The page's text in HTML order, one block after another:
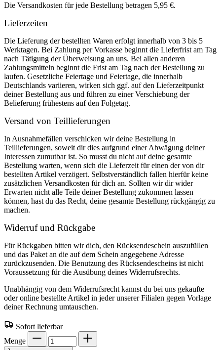
Die Versandkosten für jede Bestellung betragen 5,95 €.
Lieferzeiten
Die Lieferung der bestellten Waren erfolgt innerhalb von 3 bis 5
Werktagen. Bei Zahlung per Vorkasse beginnt die Lieferfrist am Tag
nach Tätigung der Überweisung an uns. Bei allen anderen
Zahlungsmitteln beginnt die Frist am Tag nach der Bestellung zu
laufen. Gesetzliche Feiertage und Feiertage, die innerhalb
Deutschlands variieren, wirken sich ggf. auf den Lieferzeitpunkt
deiner Bestellung aus und führen zu einer Verschiebung der
Belieferung frühestens auf den Folgetag.
Versand von Teillieferungen
In Ausnahmefällen verschicken wir deine Bestellung in
Teillieferungen, soweit dir dies aufgrund einer Abwägung deiner
Interessen zumutbar ist. So musst du nicht auf deine gesamte
Bestellung warten, wenn sich die Lieferzeit für einen der von dir
bestellten Artikel verzögert. Selbstverständlich fallen hierfür keine
zusätzlichen Versandkosten für dich an. Sollten wir dir wider
Erwarten nicht alle Teile deiner Bestellung zukommen lassen
können, hast du das Recht, deine gesamte Bestellung rückgängig zu
machen.
Widerruf und Rückgabe
Für Rückgaben bitten wir dich, den Rücksendeschein auszufüllen
und das Paket an die auf dem Schein angegebene Adresse
zurückzusenden. Die Benutzung des Rücksendescheins ist nicht
Voraussetzung für die Ausübung deines Widerrufsrechts.
Unabhängig von dem Widerrufsrecht kannst du bei uns gekaufte
oder online bestellte Artikel in jeder unserer Filialen gegen Vorlage
deiner Rechnung umtauschen.
Sofort lieferbar
Menge